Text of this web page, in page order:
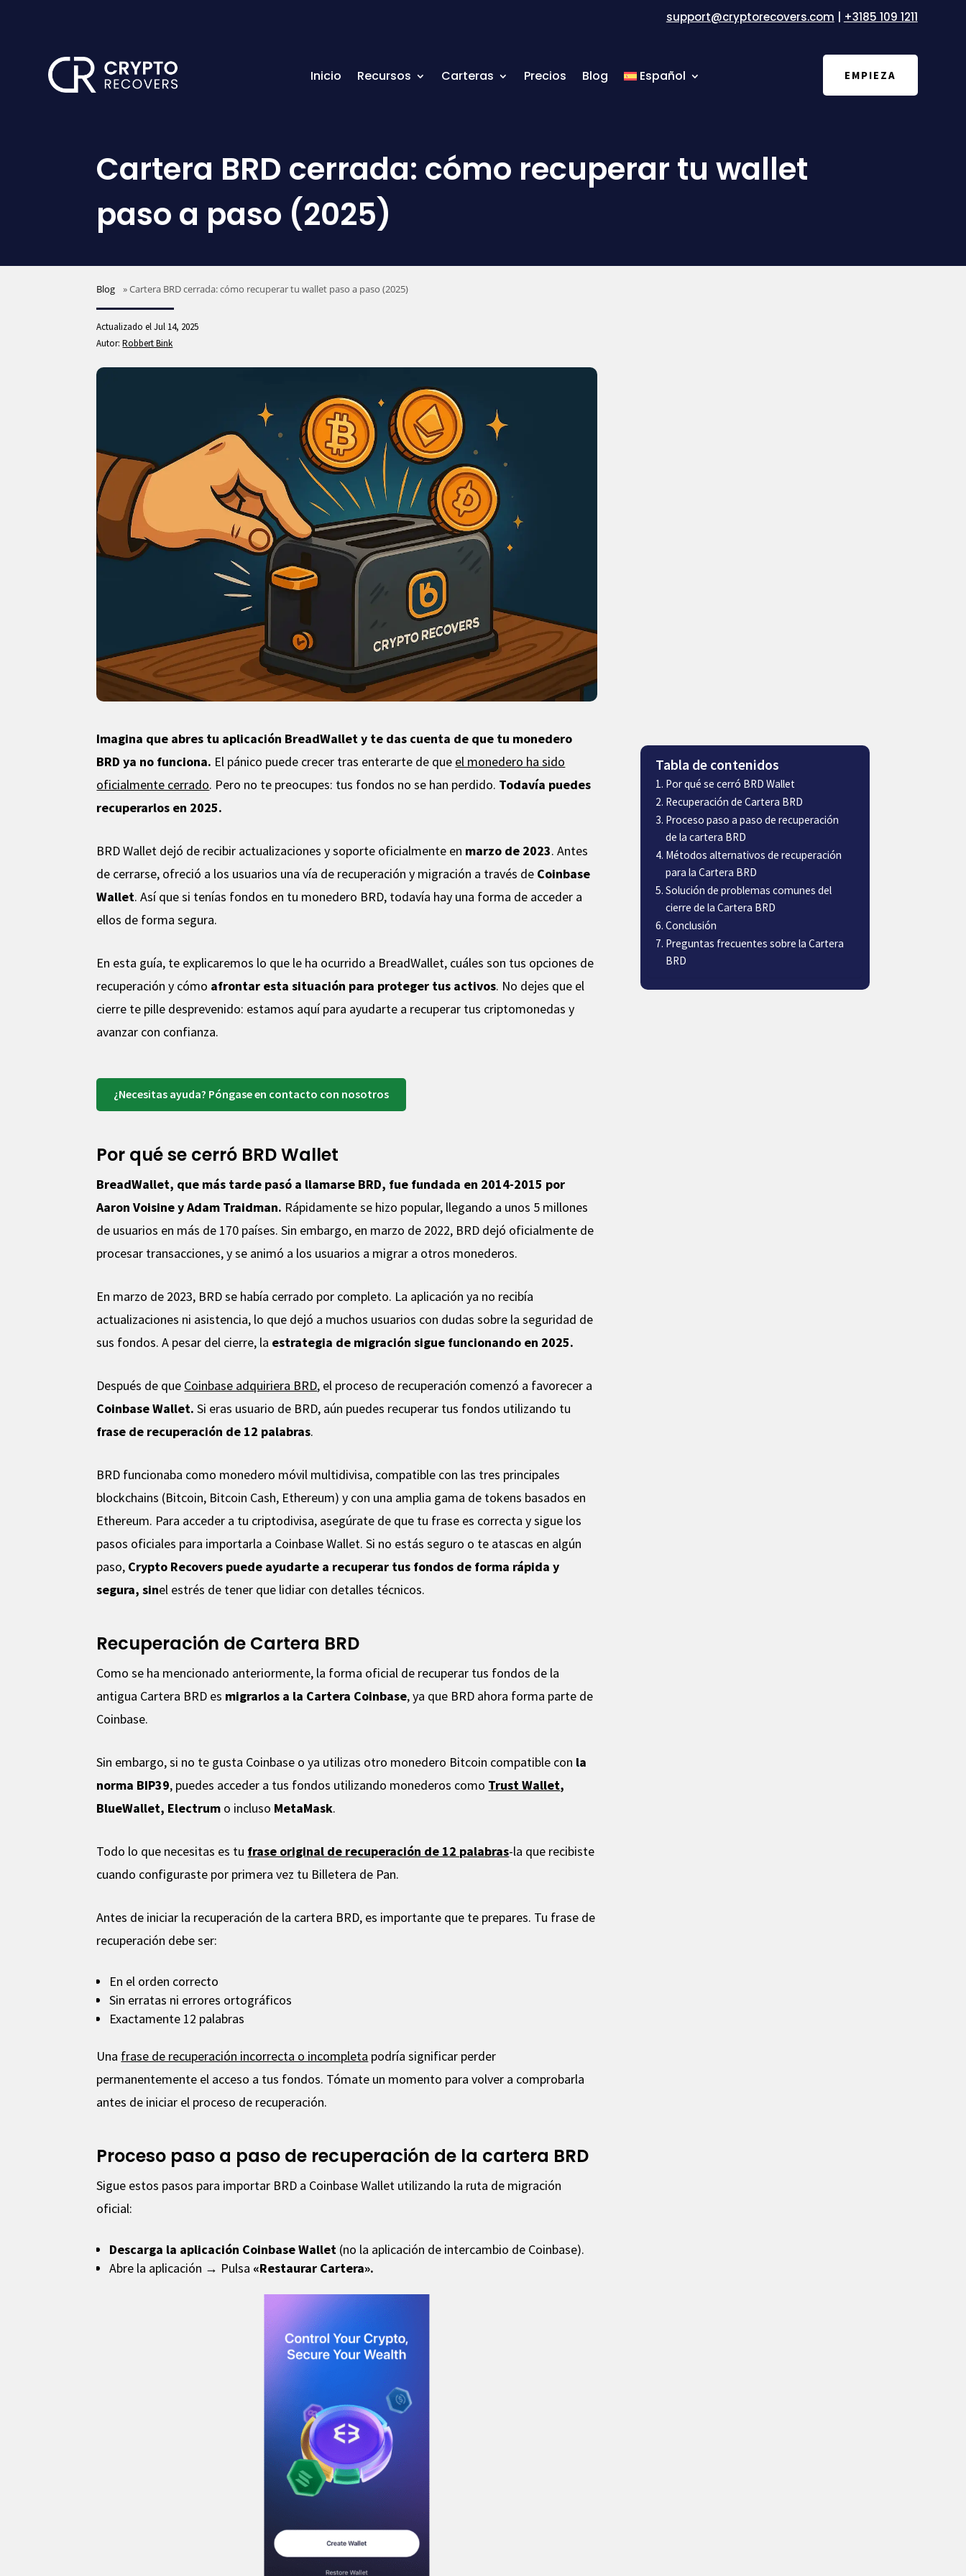
support@cryptorecovers.com +3185 109 1211
Inicio Recursos Carteras Precios Blog Español EMPIEZA
Cartera BRD cerrada: cómo recuperar tu wallet
paso a paso (2025)
Blog »Cartera BRD cerrada: cómo recuperar tu wallet paso a paso (2025)
Actualizado el Jul 14, 2025
Autor:Robbert Bink
Imagina que abres tu aplicación BreadWallet y te das cuenta de que tu monedero
BRD ya no funciona. El pánico puede crecer tras enterarte de que el monedero ha sido
oficialmente cerrado. Pero no te preocupes: tus fondos no se han perdido. Todavía puedes
recuperarlos en 2025.
BRD Wallet dejó de recibir actualizaciones y soporte oficialmente en marzo de 2023. Antes
de cerrarse, ofreció a los usuarios una vía de recuperación y migración a través de Coinbase
Wallet. Así que si tenías fondos en tu monedero BRD, todavía hay una forma de acceder a
ellos de forma segura.
En esta guía, te explicaremos lo que le ha ocurrido a BreadWallet, cuáles son tus opciones de
recuperación y cómo afrontar esta situación para proteger tus activos. No dejes que el
cierre te pille desprevenido: estamos aquí para ayudarte a recuperar tus criptomonedas y
avanzar con confianza.
¿Necesitas ayuda? Póngase en contacto con nosotros
Por qué se cerró BRD Wallet
BreadWallet, que más tarde pasó a llamarse BRD, fue fundada en 2014-2015 por
Aaron Voisine y Adam Traidman. Rápidamente se hizo popular, llegando a unos 5 millones
de usuarios en más de 170 países. Sin embargo, en marzo de 2022, BRD dejó oficialmente de
procesar transacciones, y se animó a los usuarios a migrar a otros monederos.
En marzo de 2023, BRD se había cerrado por completo. La aplicación ya no recibía
actualizaciones ni asistencia, lo que dejó a muchos usuarios con dudas sobre la seguridad de
sus fondos. A pesar del cierre, la estrategia de migración sigue funcionando en 2025.
Después de que Coinbase adquiriera BRD, el proceso de recuperación comenzó a favorecer a
Coinbase Wallet. Si eras usuario de BRD, aún puedes recuperar tus fondos utilizando tu
frase de recuperación de 12 palabras.
BRD funcionaba como monedero móvil multidivisa, compatible con las tres principales
blockchains (Bitcoin, Bitcoin Cash, Ethereum) y con una amplia gama de tokens basados en
Ethereum. Para acceder a tu criptodivisa, asegúrate de que tu frase es correcta y sigue los
pasos oficiales para importarla a Coinbase Wallet. Si no estás seguro o te atascas en algún
paso, Crypto Recovers puede ayudarte a recuperar tus fondos de forma rápida y
segura, sinel estrés de tener que lidiar con detalles técnicos.
Recuperación de Cartera BRD
Como se ha mencionado anteriormente, la forma oficial de recuperar tus fondos de la
antigua Cartera BRD es migrarlos a la Cartera Coinbase, ya que BRD ahora forma parte de
Coinbase.
Sin embargo, si no te gusta Coinbase o ya utilizas otro monedero Bitcoin compatible con la
norma BIP39, puedes acceder a tus fondos utilizando monederos como Trust Wallet,
BlueWallet, Electrum o incluso MetaMask.
Todo lo que necesitas es tu frase original de recuperación de 12 palabras-la que recibiste
cuando configuraste por primera vez tu Billetera de Pan.
Antes de iniciar la recuperación de la cartera BRD, es importante que te prepares. Tu frase de
recuperación debe ser:
En el orden correcto
Sin erratas ni errores ortográficos
Exactamente 12 palabras
Una frase de recuperación incorrecta o incompleta podría significar perder
permanentemente el acceso a tus fondos. Tómate un momento para volver a comprobarla
antes de iniciar el proceso de recuperación.
Proceso paso a paso de recuperación de la cartera BRD
Sigue estos pasos para importar BRD a Coinbase Wallet utilizando la ruta de migración
oficial:
Descarga la aplicación Coinbase Wallet (no la aplicación de intercambio de Coinbase).
Abre la aplicación → Pulsa «Restaurar Cartera».
Tabla de contenidos
Por qué se cerró BRD Wallet
Recuperación de Cartera BRD
Proceso paso a paso de recuperación
de la cartera BRD
Métodos alternativos de recuperación
para la Cartera BRD
Solución de problemas comunes del
cierre de la Cartera BRD
Conclusión
Preguntas frecuentes sobre la Cartera
BRD